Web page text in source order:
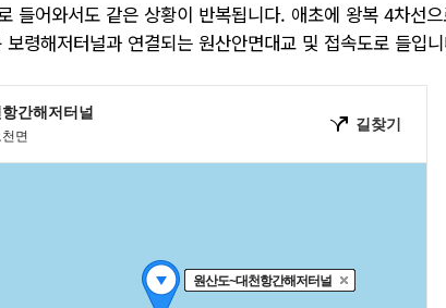
들어와서도 같은 상황이 반복됩니다. 애초에 왕복 4차선
령해저터널과 연결되는 원산안면대교 및 접속도로 들입